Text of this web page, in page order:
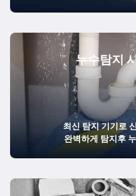
누수탐지
최신 탐지 기기로
완벽하게 탐지후